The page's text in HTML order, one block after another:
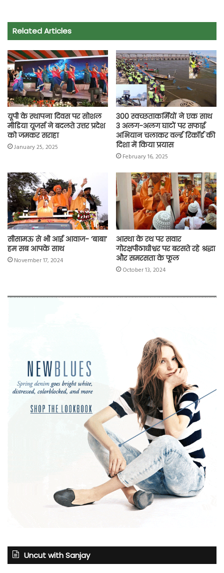
e
b
o
k
t
s
p
p
t
t
r
e
a
m
i
y
n
k
r
Related Articles
यूपी के स्थापना दिवस पर सोशल
मीडिया यूजर्स ने बदलते उत्तर प्रदेश
को जमकर सराहा
January 25, 2025
300 स्वच्छताकर्मियों ने एक साथ
3 अलग-अलग घाटों पर सफाई
अभियान चलाकर वर्ल्ड रिकॉर्ड की
दिशा में किया प्रयास
February 16, 2025
सीसामऊ से भी आई आवाज- ‘बाबा’
हम सब आपके साथ
November 17, 2024
आस्था के रथ पर सवार
गोरक्षपीठाधीश्वर पर बरसते रहे श्रद्धा
और समरसता के फूल
October 13, 2024
Uncut with Sanjay